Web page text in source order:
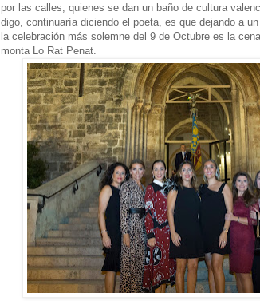
por las calles, quienes se dan un baño de cultura
digo, continuaría diciendo el poeta, es que dejando a
la celebración más solemne del 9 de Octubre es la
monta Lo Rat Penat.